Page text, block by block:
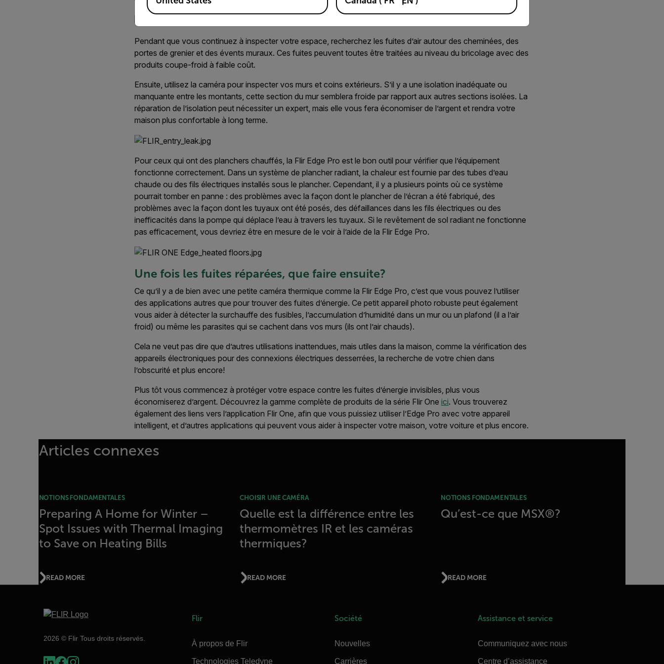
Pendant que vous continuez à inspecter votre espace, recherchez les fuites d’air autour des cheminées, des
portes de grenier et des évents muraux. Ces fuites peuvent toutes être traitées au niveau du bricolage avec des
produits coupe-froid à faible coût.
Ensuite, utilisez la caméra pour inspecter vos murs et coins extérieurs. S’il y a une isolation inadéquate ou
manquante entre les montants, cette section du mur semblera froide par rapport aux autres sections isolées. La
réparation de l’isolation peut nécessiter un expert, mais elle vous fera économiser de l’argent et rendra votre
maison plus confortable à long terme.
Pour ceux qui ont des planchers chauffés, la Flir Edge Pro est le bon outil pour vérifier que l’équipement
fonctionne correctement. Dans un système de plancher radiant, la chaleur est fournie par des tubes d’eau
chaude ou des fils électriques installés sous le plancher. Cependant, il y a plusieurs points où ce système
pourrait tomber en panne : des problèmes avec la façon dont le plancher de l’écran a été fabriqué, des
problèmes avec la façon dont les tuyaux ont été posés, des défaillances dans les fils électriques ou des
inefficacités dans la pompe qui déplace l’eau à travers les tuyaux. Si le revêtement de sol radiant ne fonctionne
pas efficacement, vous devriez être en mesure de le voir à l’aide de la Flir Edge Pro.
Une fois les fuites réparées, que faire ensuite?
Ce qu’il y a de bien avec une petite caméra thermique comme la Flir Edge Pro, c’est que vous pouvez l’utiliser
des applications autres que pour trouver des fuites d’énergie. Ce petit appareil photo robuste peut également
vous aider à détecter la surchauffe des fusibles, l’accumulation d’humidité dans un mur ou un plafond (il a l’air
froid) ou même les parasites qui se cachent dans vos murs (ils ont l’air chauds).
Cela ne veut pas dire que d’autres utilisations inattendues, mais utiles dans la maison, comme la vérification des
appareils électroniques pour des connexions électriques desserrées, la recherche de votre chien dans
l’obscurité et plus encore!
Plus tôt vous commencez à protéger votre espace contre les fuites d’énergie invisibles, plus vous
économiserez d’argent. Découvrez la gamme complète de produits de la série Flir One ici. Vous trouverez
également des liens vers l’application Flir One, afin que vous puissiez utiliser l’Edge Pro avec votre appareil
intelligent, et d’autres applications qui peuvent vous aider à inspecter votre maison, votre voiture et plus encore.
Articles connexes
NOTIONS FONDAMENTALES
Preparing A Home for Winter –
Spot Issues with Thermal Imaging
to Save on Heating Bills
READ MORE
CHOISIR UNE CAMÉRA
Quelle est la différence entre les
thermomètres IR et les caméras
thermiques?
READ MORE
NOTIONS FONDAMENTALES
Qu’est-ce que MSX®?
READ MORE
2026 © Flir Tous droits réservés.
Flir
À propos de Flir
Technologies Teledyne
Société
Nouvelles
Carrières
Assistance et service
Communiquez avec nous
Centre d’assistance